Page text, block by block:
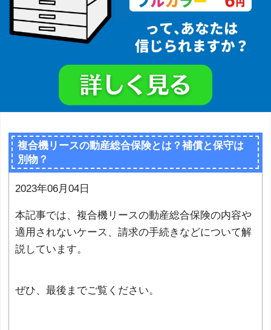
複合機リースの動産総合保険とは？補償と保守は
別物？
2023年06月04日
本記事では、複合機リースの動産総合保険の内容や
適用されないケース、請求の手続きなどについて解
説しています。
ぜひ、最後までご覧ください。